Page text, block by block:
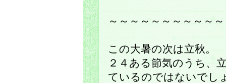
～～～～～～～～～～
この大暑の次は立秋。
２４ある節気のうち、
ているのではないでし